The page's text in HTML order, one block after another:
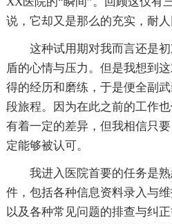
说，它却又是那么的充实，耐
这种试用期对我而言还是
盾的心情与压力。但是我想到
得的经历和磨练，于是便全副
段旅程。因为在此之前的工作
有着一定的差异，但我相信只
定能够被认可。
我进入医院首要的任务是
件，包括各种信息资料录入与
以及各种常见问题的排查与纠